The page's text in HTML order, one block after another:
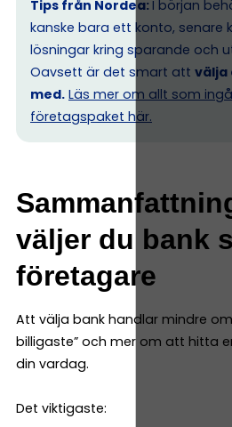
Tips från Nordea: I början
kanske bara ett konto, senare
lösningar kring sparande och
Oavsett är det smart att välja
med. Läs mer om allt som
företagspaket här.
väljer du bank
företagare
Att välja bank handlar mindre
billigaste” och mer om att hitta
din vardag.
Det viktigaste: